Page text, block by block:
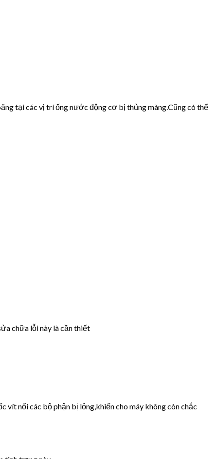
tại các vị trí ống nước động cơ bị thủng màng.Cũng có thể
chữa lỗi này là cần thiết
vít nối các bộ phận bị lỏng,khiến cho máy không còn chắc